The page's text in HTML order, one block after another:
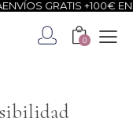
GRATIS +100€ EN
0